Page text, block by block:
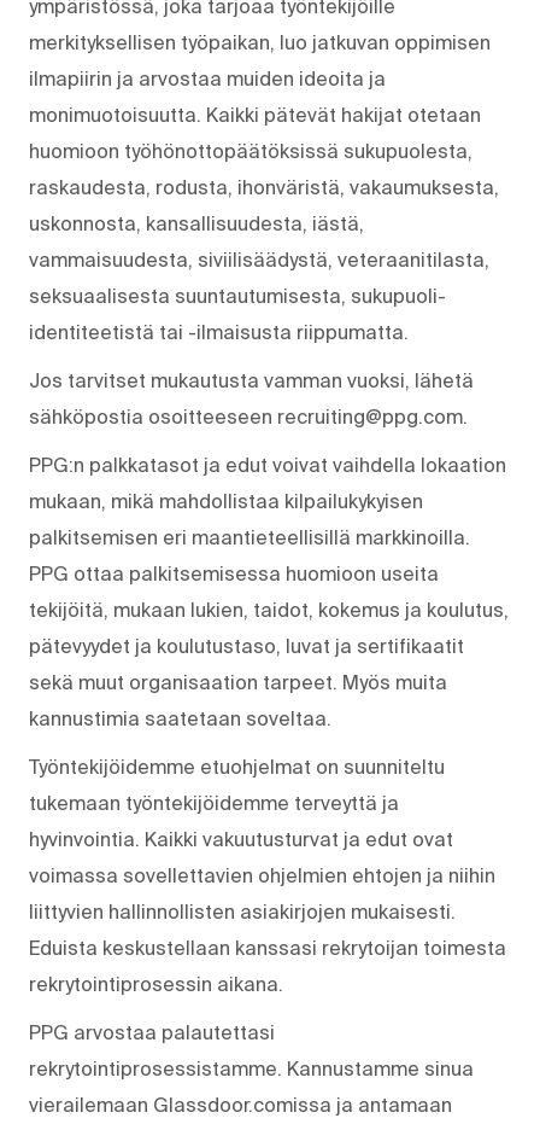
ympäristössä, joka tarjoaa työntekijöille
merkityksellisen työpaikan, luo jatkuvan oppimisen
ilmapiirin ja arvostaa muiden ideoita ja
monimuotoisuutta. Kaikki pätevät hakijat otetaan
huomioon työhönottopäätöksissä sukupuolesta,
raskaudesta, rodusta, ihonväristä, vakaumuksesta,
uskonnosta, kansallisuudesta, iästä,
vammaisuudesta, siviilisäädystä, veteraanitilasta,
seksuaalisesta suuntautumisesta, sukupuoli-
identiteetistä tai -ilmaisusta riippumatta.
Jos tarvitset mukautusta vamman vuoksi, lähetä
sähköpostia osoitteeseen recruiting@ppg.com.
PPG:n palkkatasot ja edut voivat vaihdella lokaation
mukaan, mikä mahdollistaa kilpailukykyisen
palkitsemisen eri maantieteellisillä markkinoilla.
PPG ottaa palkitsemisessa huomioon useita
tekijöitä, mukaan lukien, taidot, kokemus ja koulutus,
pätevyydet ja koulutustaso, luvat ja sertifikaatit
sekä muut organisaation tarpeet. Myös muita
kannustimia saatetaan soveltaa.
Työntekijöidemme etuohjelmat on suunniteltu
tukemaan työntekijöidemme terveyttä ja
hyvinvointia. Kaikki vakuutusturvat ja edut ovat
voimassa sovellettavien ohjelmien ehtojen ja niihin
liittyvien hallinnollisten asiakirjojen mukaisesti.
Eduista keskustellaan kanssasi rekrytoijan toimesta
rekrytointiprosessin aikana.
PPG arvostaa palautettasi
rekrytointiprosessistamme. Kannustamme sinua
vierailemaan Glassdoor.comissa ja antamaan